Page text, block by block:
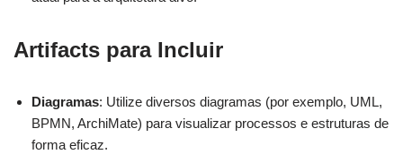
Artifacts para Incluir
Diagramas: Utilize diversos diagramas (por exemplo, UML,
BPMN, ArchiMate) para visualizar processos e estruturas de
forma eficaz.